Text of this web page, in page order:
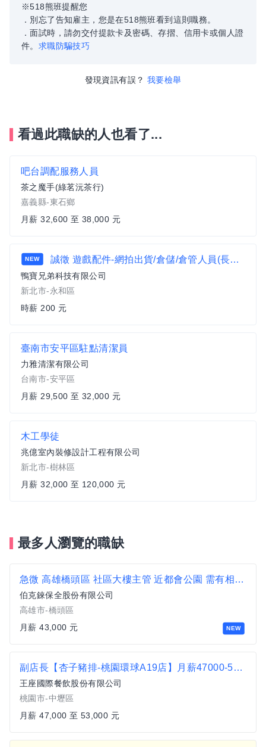
※518熊班提醒您
．別忘了告知雇主，您是在518熊班看到這則職務。
．面試時，請勿交付提款卡及密碼、存摺、信用卡或個人證
件。 求職防騙技巧
發現資訊有誤？ 我要檢舉
看過此職缺的人也看了...
吧台調配服務人員
茶之魔手(綠茗沅茶行)
嘉義縣-東石鄉
月薪 32,600 至 38,000 元
NEW 誠徵 遊戲配件-網拍出貨/倉儲/倉管人員(長期合作)
鴨寶兄弟科技有限公司
新北市-永和區
時薪 200 元
臺南市安平區駐點清潔員
力雅清潔有限公司
台南市-安平區
月薪 29,500 至 32,000 元
木工學徒
兆億室內裝修設計工程有限公司
新北市-樹林區
月薪 32,000 至 120,000 元
最多人瀏覽的職缺
NEW
急微 高雄橋頭區 社區大樓主管 近都會公園 需有相關證照
伯克錸保全股份有限公司
高雄市-橋頭區
月薪 43,000 元
副店長【杏子豬排-桃園環球A19店】月薪47000-53000 #另有門市達標獎金
王座國際餐飲股份有限公司
桃園市-中壢區
月薪 47,000 至 53,000 元